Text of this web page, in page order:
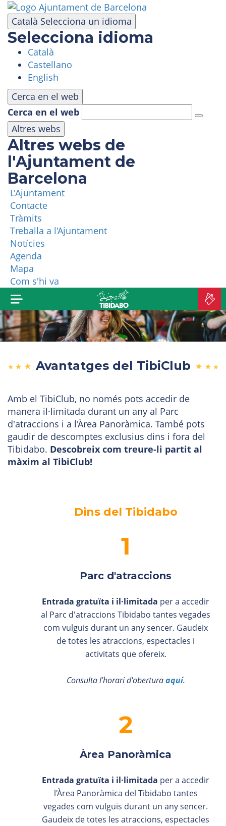
Català Selecciona un idioma
Selecciona idioma
Català
Castellano
English
Cerca en el web
Cerca en el web
Altres webs
Altres webs de
l'Ajuntament de
Barcelona
L'Ajuntament
Contacte
Tràmits
Treballa a l'Ajuntament
Notícies
Agenda
Mapa
Com s'hi va
Vés
contingut
VISITA
PARC D'ATRACCIONS
ÀREA PANORÀMICA
MASIA TIBIDABO
FUNICULAR
TIBICLUB
QUI SOM?
MÉS PRODUCTES
Avantatges del TibiClub
Amb el TibiClub, no només pots accedir de
manera il·limitada durant un any al Parc
d'atraccions i a l'Àrea Panoràmica. També pots
gaudir de descomptes exclusius dins i fora del
Tibidabo. Descobreix com treure-li partit al
màxim al TibiClub!
Dins del Tibidabo
Parc d'atraccions
Entrada gratuïta i il·limitada per a accedir
al Parc d'atraccions Tibidabo tantes vegades
com vulguis durant un any sencer. Gaudeix
de totes les atraccions, espectacles i
activitats que ofereix.
Consulta l'horari d'oberturaaquí.
Àrea Panoràmica
Entrada gratuïta i il·limitada per a accedir
l'Àrea Panoràmica del Tibidabo tantes
vegades com vulguis durant un any sencer.
Gaudeix de totes les atraccions, espectacles